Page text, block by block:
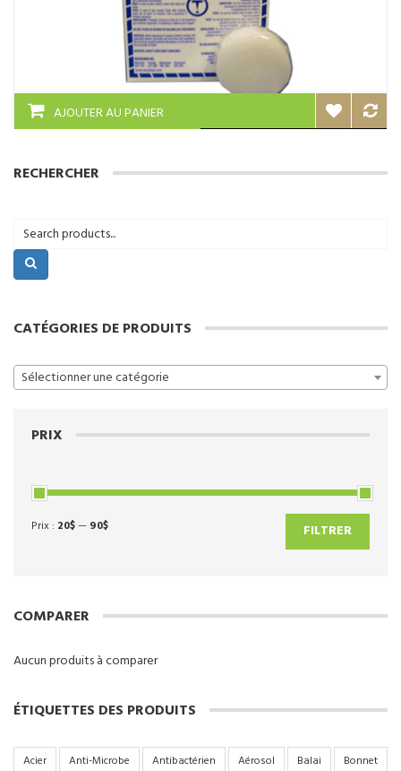
AJOUTER AU PANIER
RECHERCHER
CATÉGORIES DE PRODUITS
Sélectionner une catégorie
PRIX
FILTRER
Prix : 20$— 90$
COMPARER
Aucun produits à comparer
ÉTIQUETTES DES PRODUITS
Acier Anti-Microbe Antibactérien Aérosol Balai
Bonnet